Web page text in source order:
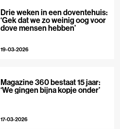
Drie weken in een doventehuis:
‘Gek dat we zo weinig oog voor
dove mensen hebben’
19-03-2026
Magazine 360 bestaat 15 jaar:
‘We gingen bijna kopje onder’
17-03-2026